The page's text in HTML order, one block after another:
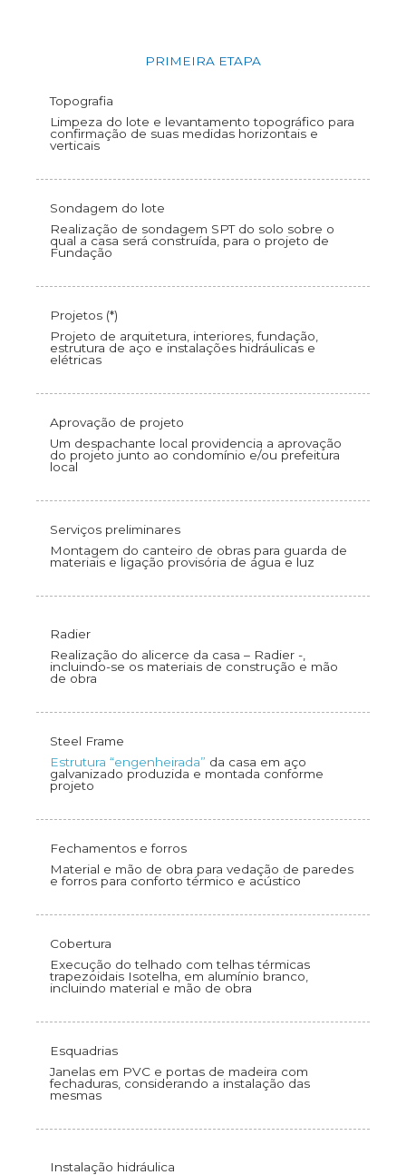
PRIMEIRA ETAPA
Topografia
Limpeza do lote e levantamento topográfico para
confirmação de suas medidas horizontais e
verticais
Sondagem do lote
Realização de sondagem SPT do solo sobre o
qual a casa será construída, para o projeto de
Fundação
Projetos (*)
Projeto de arquitetura, interiores, fundação,
estrutura de aço e instalações hidráulicas e
elétricas
Aprovação de projeto
Um despachante local providencia a aprovação
do projeto junto ao condomínio e/ou prefeitura
local
Serviços preliminares
Montagem do canteiro de obras para guarda de
materiais e ligação provisória de água e luz
Radier
Realização do alicerce da casa – Radier -,
incluindo-se os materiais de construção e mão
de obra
Steel Frame
Estrutura “engenheirada” da casa em aço
galvanizado produzida e montada conforme
projeto
Fechamentos e forros
Material e mão de obra para vedação de paredes
e forros para conforto térmico e acústico
Cobertura
Execução do telhado com telhas térmicas
trapezoidais Isotelha, em alumínio branco,
incluindo material e mão de obra
Esquadrias
Janelas em PVC e portas de madeira com
fechaduras, considerando a instalação das
mesmas
Instalação hidráulica